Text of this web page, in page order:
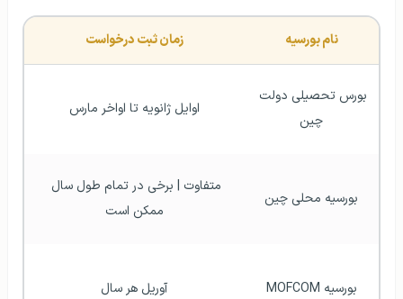
نام بورسیه زمان ثبت درخواست
چین
اوایل ژانویه تا اواخر مارس
بورسیه محلی چین
ممکن است
بورسیه MOFCOM آوریل هر سال